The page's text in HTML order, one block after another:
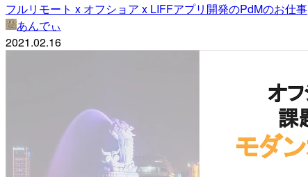
フルリモート x オフショア x LIFFアプリ開発のPdMのお仕事
あんでぃ
2021.02.16